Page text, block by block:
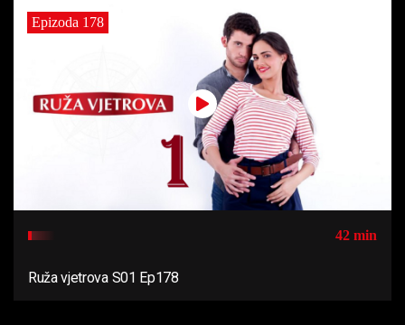
Epizoda 178
42 min
Ruža vjetrova S01 Ep178